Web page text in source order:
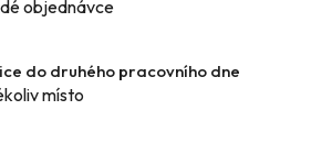
a
p
r
objednávce
do druhého pracovního dne
místo